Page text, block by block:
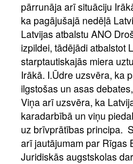
pārrunāja arī situāciju
ka pagājušajā nedēļā
Latvijas atbalstu ANO
izpildei, tādējādi atbalstot
starptautiskajās miera
Irākā. I.Ūdre uzsvēra, ka
ilgstošas un asas
Viņa arī uzsvēra, ka
karadarbībā un viņu
uz brīvprātības principa.
arī jautājumam par Rīgas
Juridiskās augstskolas